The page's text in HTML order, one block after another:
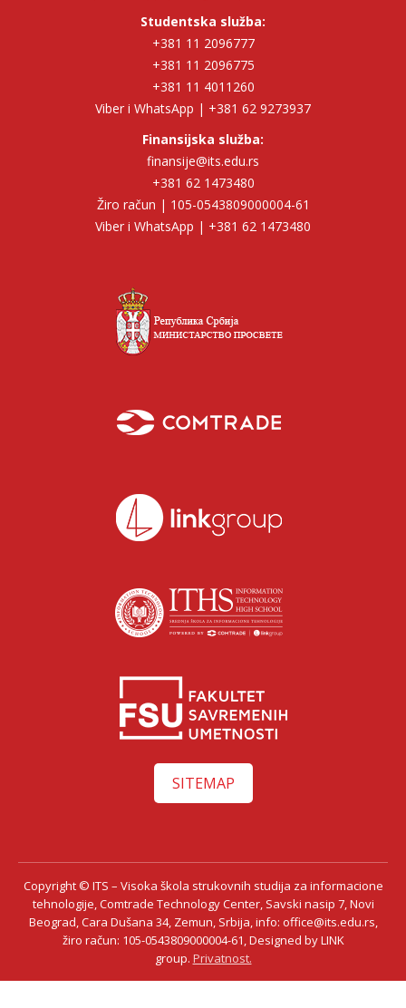
Studentska služba:
+381 11 2096777
+381 11 2096775
+381 11 4011260
Viber i WhatsApp | +381 62 9273937
Finansijska služba:
finansije@its.edu.rs
+381 62 1473480
Žiro račun | 105-0543809000004-61
Viber i WhatsApp | +381 62 1473480
SITEMAP
Copyright © ITS – Visoka škola strukovnih studija za informacione
tehnologije, Comtrade Technology Center, Savski nasip 7, Novi
Beograd, Cara Dušana 34, Zemun, Srbija, info: office@its.edu.rs,
žiro račun: 105-0543809000004-61, Designed by LINK
group. Privatnost.